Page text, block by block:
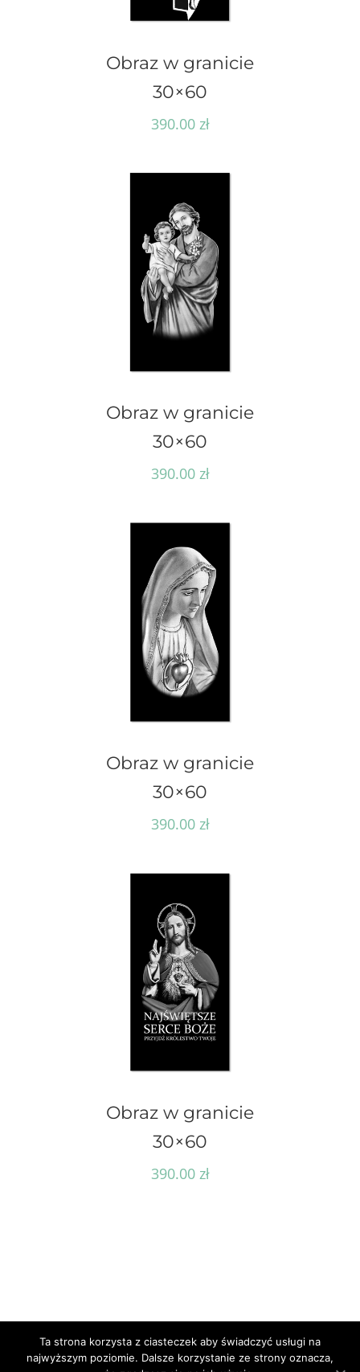
Obraz w granicie
30×60
390.00 zł
Obraz w granicie
30×60
390.00 zł
Obraz w granicie
30×60
390.00 zł
Obraz w granicie
30×60
390.00 zł
© Cyberlab.pl -2026 | Wszelkie prawa
Ta strona korzysta z ciasteczek aby świadczyć usługi na
najwyższym poziomie. Dalsze korzystanie ze strony oznacza,